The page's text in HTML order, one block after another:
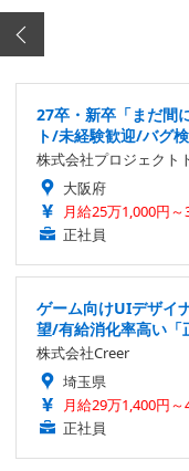
27卒・新卒「まだ間
ト/未経験歓迎/バグ
株式会社プロジェクト
大阪府
月給25万1,000円～
正社員
ゲーム向けUIデザイ
望/有給消化率高い「
株式会社Creer
埼玉県
月給29万1,400円
正社員